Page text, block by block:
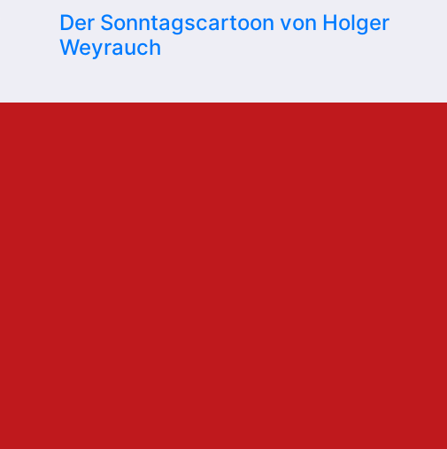
Der Sonntagscartoon von Holger
Weyrauch